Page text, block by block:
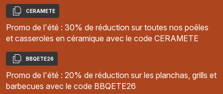
Copier
CERAMETE
Promo de l'été : 30% de réduction sur toutes nos poêles
et casseroles en céramique avec le code CERAMETE
Copier
BBQETE26
Promo de l'été : 20% de réduction sur les planchas, grills et
barbecues avec le code BBQETE26